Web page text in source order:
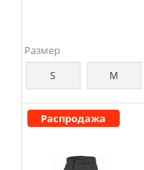
Размер
S M
Распродажа